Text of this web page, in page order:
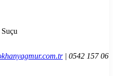
| 0542 157 06